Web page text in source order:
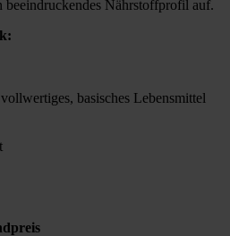
beeindruckendes Nährstoffprofil auf.
basisches Lebensmittel